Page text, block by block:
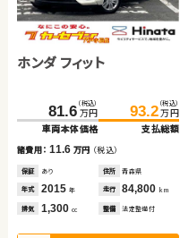
ホンダ フィット
81.6 （税込）
万円
車両本体価格
93.2 （税込）
万円
支払総額
諸費用：11.6 万円 （税込）
保証 あり 住所 青森県
年式 2015 年 走行 84,800 km
排気 1,300 cc 整備 法定整備付
日産 エクストレイル
286.3
車両本体価格
299.9 万円
支払総額
諸費用： 万円（税込）
ダイハツ タント
84.9（税込）
万円
諸費用：5.0 万円（税込）
なし 徳島県
年式 2015年 走行
排気 660 整備 法定整備付
見積もり・在庫確認